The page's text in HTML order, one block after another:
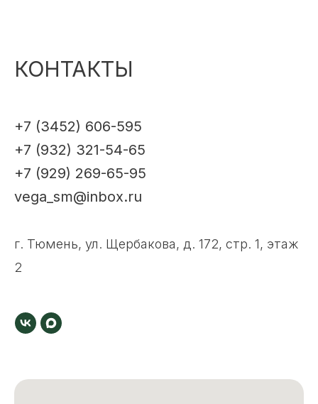
КОНТАКТЫ
+7 (3452) 606-595
+7 (932) 321-54-65
+7 (929) 269-65-95
vega_sm@inbox.ru
г. Тюмень, ул. Щербакова, д. 172, стр. 1, этаж
2